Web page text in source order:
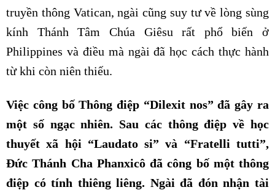
truyền thông Vatican, ngài cũng suy tư về lòng sùng
kính Thánh Tâm Chúa Giêsu rất phổ biến ở
Philippines và điều mà ngài đã học cách thực hành
từ khi còn niên thiếu.
Việc công bố Thông điệp “Dilexit nos” đã gây ra
một số ngạc nhiên. Sau các thông điệp về học
thuyết xã hội “Laudato si” và “Fratelli tutti”,
Đức Thánh Cha Phanxicô đã công bố một thông
điệp có tính thiêng liêng. Ngài đã đón nhận tài